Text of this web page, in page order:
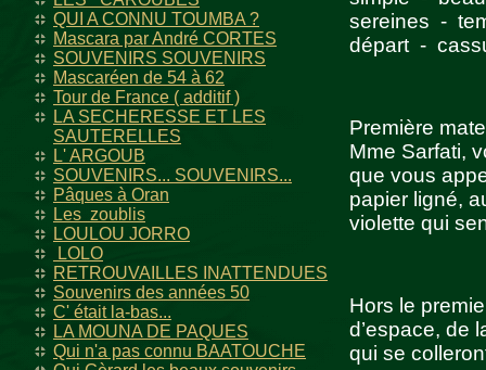
QUI A CONNU TOUMBA ?
Mascara par André CORTES
SOUVENIRS SOUVENIRS
Mascaréen de 54 à 62
Tour de France ( additif )
LA SECHERESSE ET LES
SAUTERELLES
L' ARGOUB
SOUVENIRS... SOUVENIRS...
Pâques à Oran
Les zoublis
LOULOU JORRO
LOLO
RETROUVAILLES INATTENDUES
Souvenirs des années 50
C' était la-bas...
LA MOUNA DE PAQUES
Qui n'a pas connu BAATOUCHE
sereines -
départ -
Première
Mme Sarfati,
que vous
papier ligné,
violette qui
Hors le
d’espace, de
qui se